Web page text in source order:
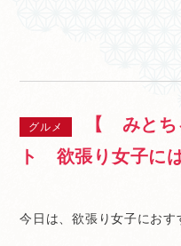
グルメ
【 みとち
ト 欲張り女子に
今日は、欲張り女子におす